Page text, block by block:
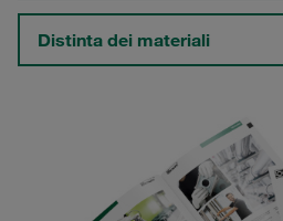
Distinta dei materiali